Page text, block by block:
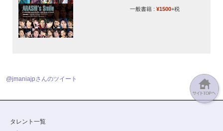
一般書籍 : ¥1500+税
@jmaniajpさんのツイート
タレント一覧